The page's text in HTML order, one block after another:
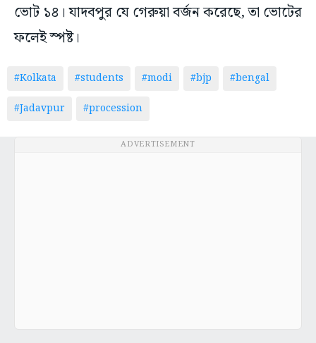
ভোট ১৪। যাদবপুর যে গেরুয়া বর্জন করেছে, তা ভোটের
ফলেই স্পষ্ট।
#Kolkata #students #modi #bjp
#bengal
#Jadavpur
#procession
ADVERTISEMENT